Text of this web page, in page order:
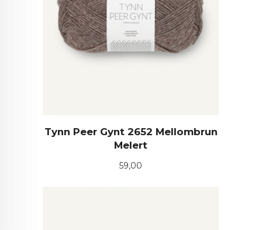
Tynn Peer Gynt 2652 Mellombrun
Melert
Pris
59,00